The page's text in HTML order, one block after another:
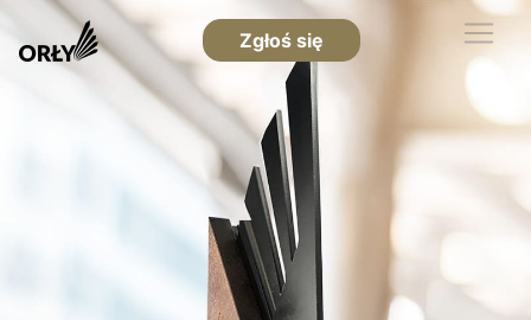
Zgłoś się